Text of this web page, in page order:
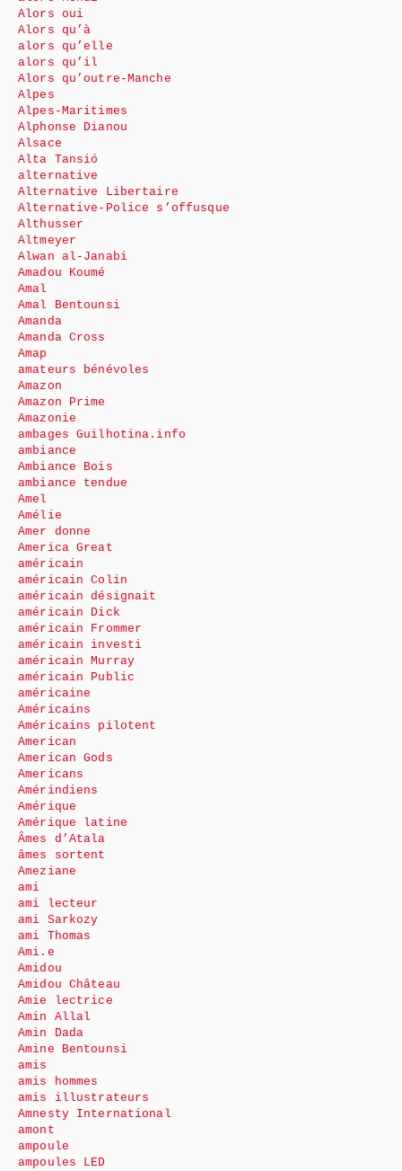
Alors oui
Alors qu’à
alors qu’elle
alors qu’il
Alors qu’outre-Manche
Alpes
Alpes-Maritimes
Alphonse Dianou
Alsace
Alta Tansió
alternative
Alternative Libertaire
Alternative-Police s’offusque
Althusser
Altmeyer
Alwan al-Janabi
Amadou Koumé
Amal
Amal Bentounsi
Amanda
Amanda Cross
Amap
amateurs bénévoles
Amazon
Amazon Prime
Amazonie
ambages Guilhotina.info
ambiance
Ambiance Bois
ambiance tendue
Amel
Amélie
Amer donne
America Great
américain
américain Colin
américain désignait
américain Dick
américain Frommer
américain investi
américain Murray
américain Public
américaine
Américains
Américains pilotent
American
American Gods
Americans
Amérindiens
Amérique
Amérique latine
Âmes d’Atala
âmes sortent
Ameziane
ami
ami lecteur
ami Sarkozy
ami Thomas
Ami.e
Amidou
Amidou Château
Amie lectrice
Amin Allal
Amin Dada
Amine Bentounsi
amis
amis hommes
amis illustrateurs
Amnesty International
amont
ampoule
ampoules LED